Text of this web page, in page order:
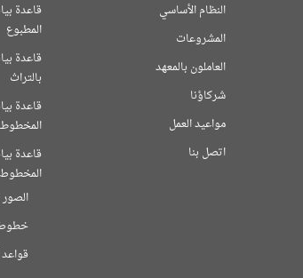
قاعدة
المطبوع
قاعدة
بالتراث
قاعدة
قاعدة
المخطوط
خطوط
النظام الأساسي
المشروعات
العاملون بالمعهد
شركاؤنا
مواعيد العمل
اتصل بنا